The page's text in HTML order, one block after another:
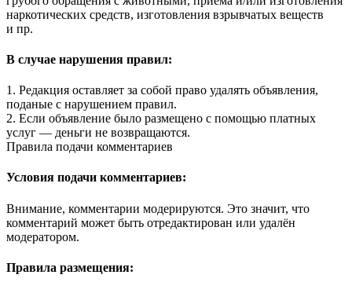
наркотических средств, изготовления взрывчатых веществ
и пр.
В случае нарушения правил:
1. Редакция оставляет за собой право удалять объявления,
поданые с нарушением правил.
2. Если объявление было размещено с помощью платных
услуг — деньги не возвращаются.
Правила подачи комментариев
Условия подачи комментариев:
Внимание, комментарии модерируются. Это значит, что
комментарий может быть отредактирован или удалён
модератором.
Правила размещения: